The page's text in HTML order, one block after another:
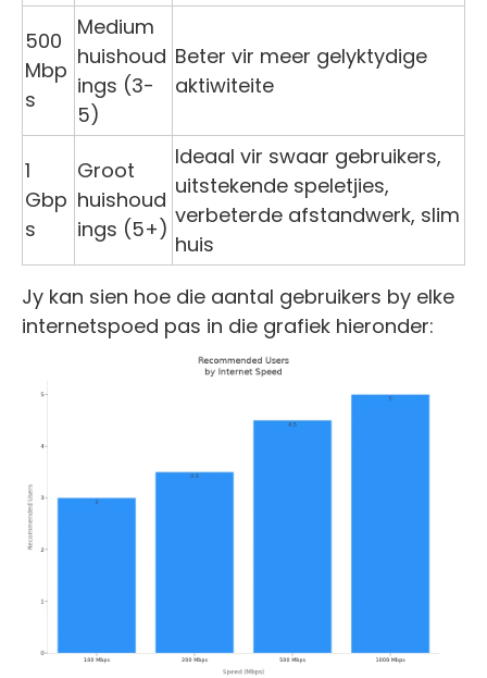
500
Mbp
s
Medium
huishoud
ings (3-
5)
Beter vir meer gelyktydige
aktiwiteite
1
Gbp
s
Groot
huishoud
ings (5+)
Ideaal vir swaar gebruikers,
uitstekende speletjies,
verbeterde afstandwerk, slim
huis
Jy kan sien hoe die aantal gebruikers by elke
internetspoed pas in die grafiek hieronder: